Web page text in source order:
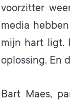
voorzitter
media
mijn hart ligt.
oplossing. En
Bart Maes,